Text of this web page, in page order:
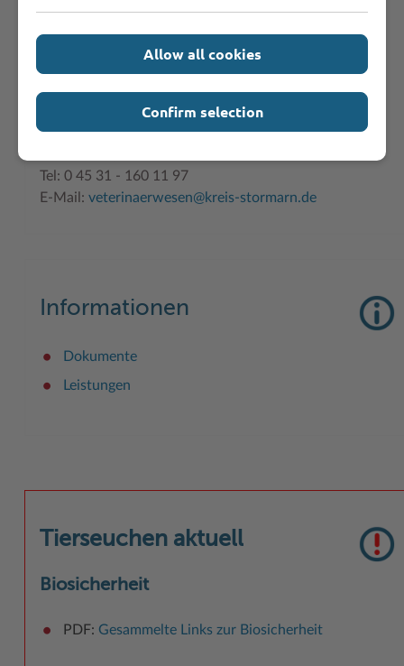
Fachdienstleitung:
Tel: 0 45 31 - 160 11 97
E-Mail: veterinaerwesen@kreis-stormarn.de
Informationen
Dokumente
Leistungen
Tierseuchen aktuell
Biosicherheit
PDF: Gesammelte Links zur Biosicherheit
Allow all cookies
Confirm selection